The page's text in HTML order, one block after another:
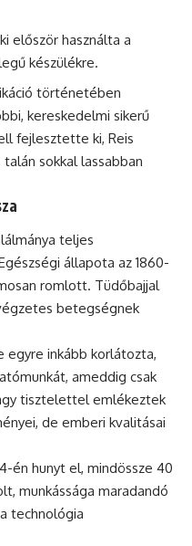
először használta a
készülékre.
történetében
kereskedelmi sikerű
fejlesztette ki, Reis
sokkal lassabban
teljes
állapota az 1860-
romlott. Tüdőbajjal
betegségnek
egyre inkább korlátozta,
ameddig csak
tisztelettel emlékeztek
de emberi kvalitásai
én hunyt el, mindössze 40
munkássága maradandó
technológia